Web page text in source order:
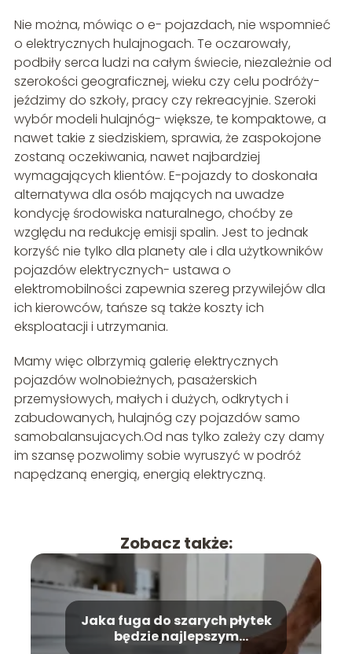
Nie można, mówiąc o e- pojazdach, nie wspomnieć
o elektrycznych hulajnogach. Te oczarowały,
podbiły serca ludzi na całym świecie, niezależnie od
szerokości geograficznej, wieku czy celu podróży-
jeździmy do szkoły, pracy czy rekreacyjnie. Szeroki
wybór modeli hulajnóg- większe, te kompaktowe, a
nawet takie z siedziskiem, sprawia, że zaspokojone
zostaną oczekiwania, nawet najbardziej
wymagających klientów. E-pojazdy to doskonała
alternatywa dla osób mających na uwadze
kondycję środowiska naturalnego, choćby ze
względu na redukcję emisji spalin. Jest to jednak
korzyść nie tylko dla planety ale i dla użytkowników
pojazdów elektrycznych- ustawa o
elektromobilności zapewnia szereg przywilejów dla
ich kierowców, tańsze są także koszty ich
eksploatacji i utrzymania.
Mamy więc olbrzymią galerię elektrycznych
pojazdów wolnobieżnych, pasażerskich
przemysłowych, małych i dużych, odkrytych i
zabudowanych, hulajnóg czy pojazdów samo
samobalansujacych.Od nas tylko zależy czy damy
im szansę pozwolimy sobie wyruszyć w podróż
napędzaną energią, energią elektryczną.
Zobacz także:
Jaka fuga do szarych płytek
będzie najlepszym